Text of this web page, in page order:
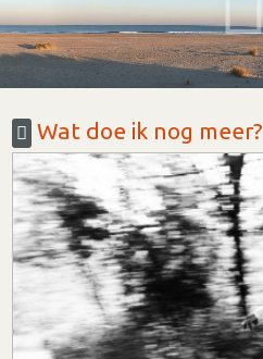
Wat doe ik nog meer?